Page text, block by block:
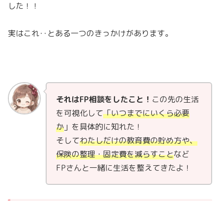
した！！
実はこれ‥とある一つのきっかけがあります。
それはFP相談をしたこと！ この先の生活
を可視化して「いつまでにいくら必要
か」を具体的に知れた！
そしてわたしだけの教育費の貯め方や、
保険の整理・固定費を減らすことなど
FPさんと一緒に生活を整えてきたよ！